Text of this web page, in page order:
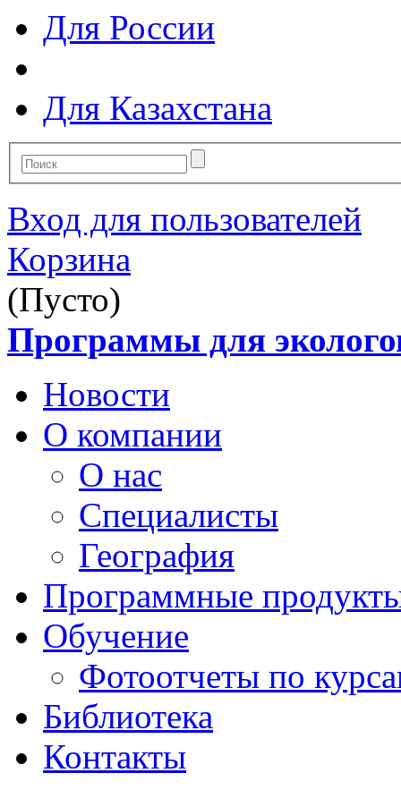
Для России
Для Казахстана
Вход для пользователей
Корзина
(Пусто)
Программы для
Новости
О компании
О нас
Специалисты
География
Программные
Обучение
Фотоотчеты по
Библиотека
Контакты